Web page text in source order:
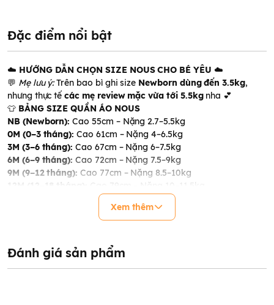
Đặc điểm nổi bật
☁️ HƯỚNG DẪN CHỌN SIZE NOUS CHO BÉ YÊU ☁️
💬 Mẹ lưu ý:Trên bao bì ghi size Newborn dùng đến 3.5kg,
nhưng thực tếcác mẹ review mặc vừa tới 5.5kgnha 💕
👕 BẢNG SIZE QUẦN ÁO NOUS
NB (Newborn): Cao 55cm – Nặng 2.7–5.5kg
0M (0–3 tháng): Cao 61cm – Nặng 4–6.5kg
3M (3–6 tháng): Cao 67cm – Nặng 6–7.5kg
6M (6–9 tháng): Cao 72cm – Nặng 7.5–9kg
9M (9–12 tháng): Cao 77cm – Nặng 8.5–10kg
12M (12–18 tháng):
Cao 79cm – Nặng 10–11.5kg
Cao 86cm – Nặng 11.5–13kg
Cao 86–96cm – Nặng 13–15kg
5Y (5–6 tuổi): Cao 114–122cm – Nặng 19–22kg
BẢNG SIZE MŨ, GIÀY & PHỤ KIỆN
Xem thêm
Đánh giá sản phẩm